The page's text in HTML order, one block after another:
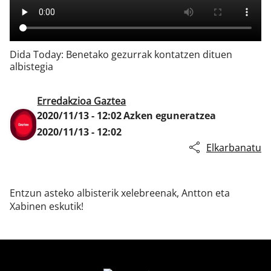
Dida Today: Benetako gezurrak kontatzen dituen
albistegia
Erredakzioa Gaztea
2020/11/13 - 12:02Azken eguneratzea
2020/11/13 - 12:02
Elkarbanatu
Entzun asteko albisterik xelebreenak, Antton eta
Xabinen eskutik!